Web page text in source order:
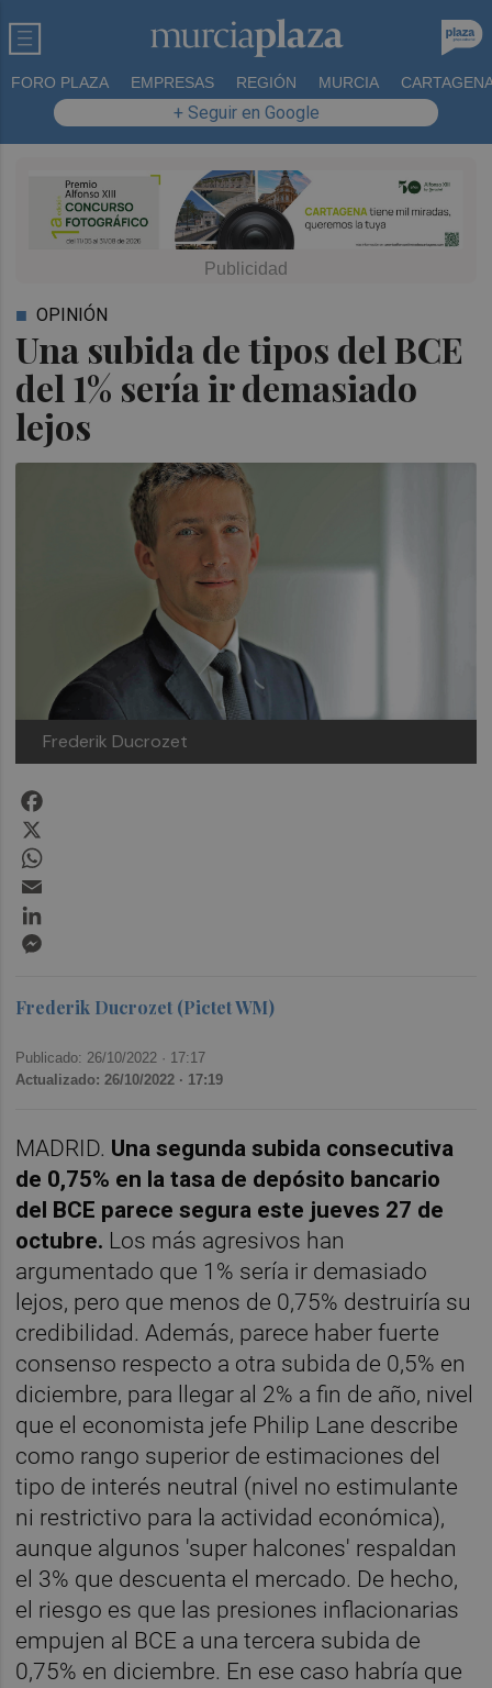
FORO PLAZA EMPRESAS REGIÓN MURCIA
+ Seguir en Google
Una subida de tipos del BCE
del 1% sería ir demasiado
lejos
OPINIÓN
Frederik Ducrozet
Frederik Ducrozet (Pictet WM)
Publicado: 26/10/2022 · 17:17
Actualizado: 26/10/2022 · 17:19
MADRID. Una segunda subida consecutiva
de 0,75% en la tasa de depósito bancario
del BCE parece segura este jueves 27 de
octubre. Los más agresivos han
argumentado que 1% sería ir demasiado
lejos, pero que menos de 0,75% destruiría su
credibilidad. Además, parece haber fuerte
consenso respecto a otra subida de 0,5% en
diciembre, para llegar al 2% a fin de año, nivel
que el economista jefe Philip Lane describe
como rango superior de estimaciones del
tipo de interés neutral (nivel no estimulante
ni restrictivo para la actividad económica),
aunque algunos 'super halcones' respaldan
el 3% que descuenta el mercado. De hecho,
el riesgo es que las presiones inflacionarias
empujen al BCE a una tercera subida de
0,75% en diciembre. En ese caso habría que